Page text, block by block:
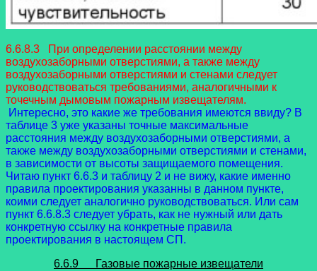
6.6.8.3 При определении расстоянии между
воздухозаборными отверстиями, а также между
воздухозаборными отверстиями и стенами следует
руководствоваться требованиями, аналогичными к
точечным дымовым пожарным извещателям.
Интересно, это какие же требования имеются ввиду? В
таблице 3 уже указаны точные максимальные
расстояния между воздухозаборными отверстиями, а
также между воздухозаборными отверстиями и стенами,
в зависимости от высоты защищаемого помещения.
Читаю пункт 6.6.3 и таблицу 2 и не вижу, какие именно
правила проектирования указанны в данном пункте,
коими следует аналогично руководствоваться. Или сам
пункт 6.6.8.3 следует убрать, как не нужный или дать
конкретную ссылку на конкретные правила
проектирования в настоящем СП.
6.6.9 Газовые пожарные извещатели